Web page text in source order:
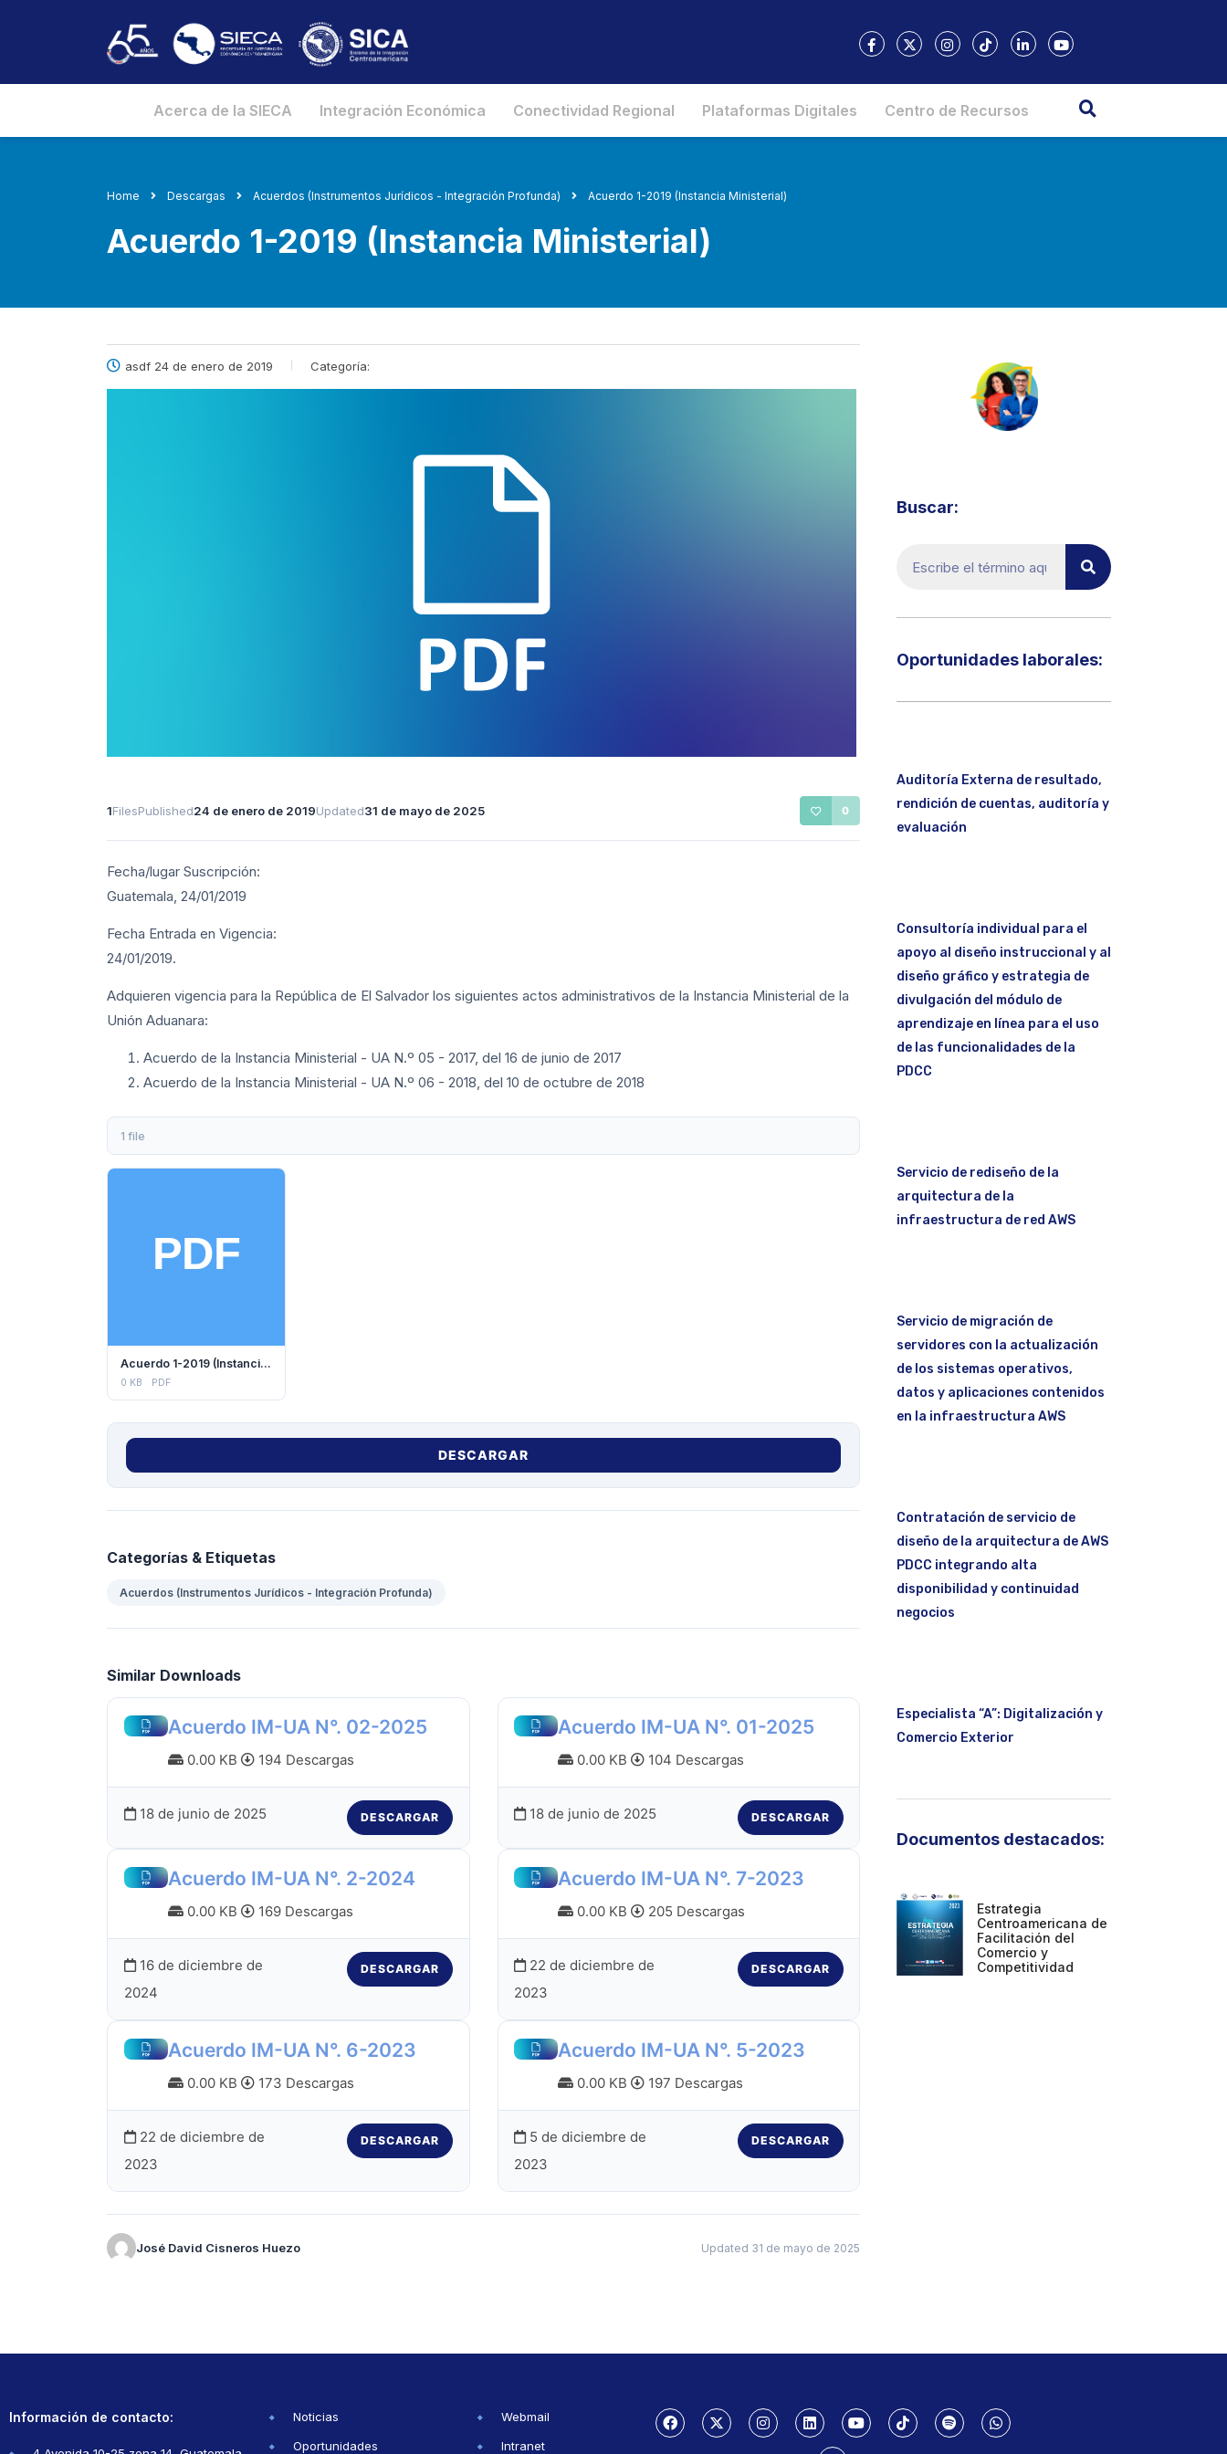
Acerca de la SIECA Integración Económica Conectividad Regional Plataformas Digitales Centro de Recursos
Home Descargas Acuerdos (Instrumentos Jurídicos - Integración Profunda) Acuerdo 1-2019 (Instancia Ministerial)
Acuerdo 1-2019 (Instancia Ministerial)
asdf 24 de enero de 2019 Categoría:
1FilesPublished24 de enero de 2019Updated31 de mayo de 2025 0
Fecha/lugar Suscripción:
Guatemala, 24/01/2019
Fecha Entrada en Vigencia:
24/01/2019.
Adquieren vigencia para la República de El Salvador los siguientes actos administrativos de la Instancia Ministerial de la
Unión Aduanara:
Acuerdo de la Instancia Ministerial - UA N.º 05 - 2017, del 16 de junio de 2017
Acuerdo de la Instancia Ministerial - UA N.º 06 - 2018, del 10 de octubre de 2018
1 file
Acuerdo 1-2019 (Instancia Ministerial)
0 KB PDF
DESCARGAR
Categorías & Etiquetas
Acuerdos (Instrumentos Jurídicos - Integración Profunda)
Similar Downloads
Acuerdo IM-UA N°. 02-2025
0.00 KB 194 Descargas
18 de junio de 2025 DESCARGAR
Acuerdo IM-UA N°. 01-2025
0.00 KB 104 Descargas
18 de junio de 2025 DESCARGAR
Acuerdo IM-UA N°. 2-2024
0.00 KB 169 Descargas
16 de diciembre de
2024
DESCARGAR
Acuerdo IM-UA N°. 7-2023
0.00 KB 205 Descargas
22 de diciembre de
2023
DESCARGAR
Acuerdo IM-UA N°. 6-2023
0.00 KB 173 Descargas
22 de diciembre de
2023
DESCARGAR
Acuerdo IM-UA N°. 5-2023
0.00 KB 197 Descargas
5 de diciembre de
2023
DESCARGAR
José David Cisneros Huezo Updated 31 de mayo de 2025
Buscar:
Oportunidades laborales:​
Auditoría Externa de resultado,
rendición de cuentas, auditoría y
evaluación
Consultoría individual para el
apoyo al diseño instruccional y al
diseño gráfico y estrategia de
divulgación del módulo de
aprendizaje en línea para el uso
de las funcionalidades de la
PDCC
Servicio de rediseño de la
arquitectura de la
infraestructura de red AWS
Servicio de migración de
servidores con la actualización
de los sistemas operativos,
datos y aplicaciones contenidos
en la infraestructura AWS
Contratación de servicio de
diseño de la arquitectura de AWS
PDCC integrando alta
disponibilidad y continuidad
negocios
Especialista “A”: Digitalización y
Comercio Exterior
Documentos destacados:
Estrategia
Centroamericana de
Facilitación del
Comercio y
Competitividad
Información de contacto:
Noticias
Oportunidades
Webmail
Intranet